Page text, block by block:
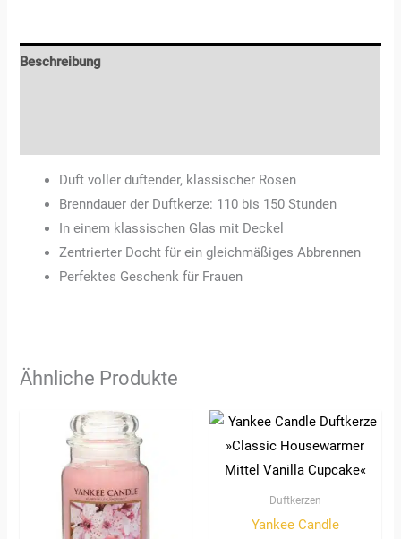
Beschreibung
Duft voller duftender, klassischer Rosen
Brenndauer der Duftkerze: 110 bis 150 Stunden
In einem klassischen Glas mit Deckel
Zentrierter Docht für ein gleichmäßiges Abbrennen
Perfektes Geschenk für Frauen
Ähnliche Produkte
Duftkerzen
Yankee Candle